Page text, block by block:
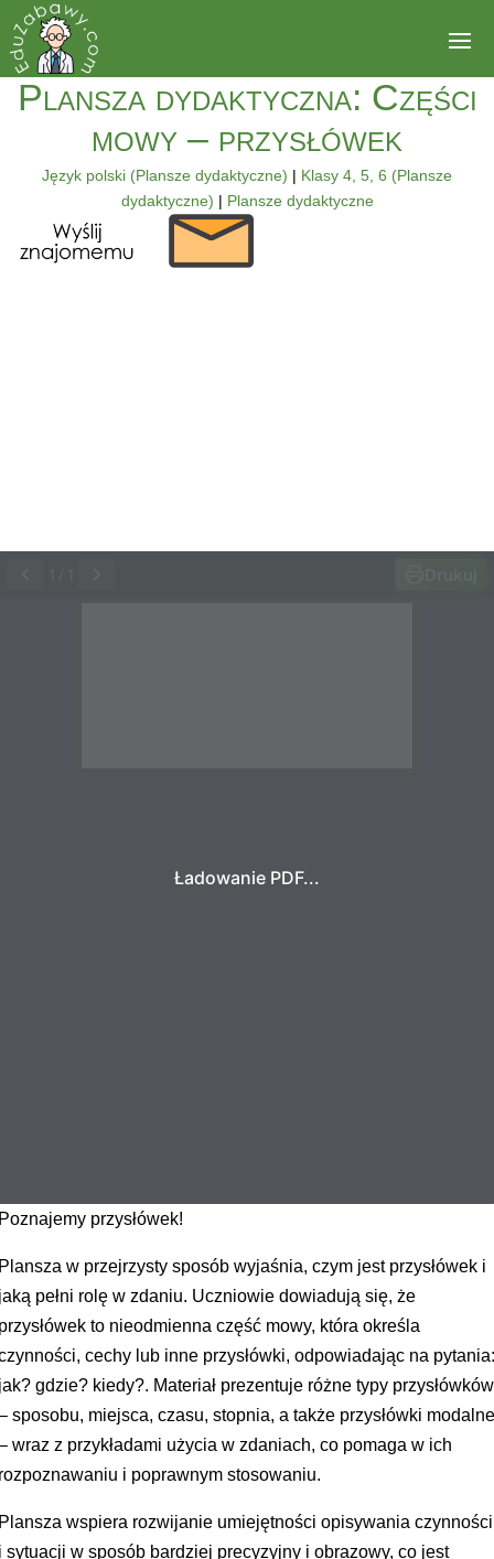
Plansza dydaktyczna: Części
mowy – przysłówek
Język polski (Plansze dydaktyczne) | Klasy 4, 5, 6 (Plansze
dydaktyczne) | Plansze dydaktyczne
Ładowanie PDF...
przysłówek!
w przejrzysty sposób wyjaśnia, czym jest przysłówek i
pełni rolę w zdaniu. Uczniowie dowiadują się, że
to nieodmienna część mowy, która określa
cechy lub inne przysłówki, odpowiadając na
gdzie? kiedy?. Materiał prezentuje różne typy przysłówków
sposobu, miejsca, czasu, stopnia, a także przysłówki
wraz z przykładami użycia w zdaniach, co pomaga w ich
i poprawnym stosowaniu.
wspiera rozwijanie umiejętności opisywania czynności
sytuacji w sposób bardziej precyzyjny i obrazowy, co jest